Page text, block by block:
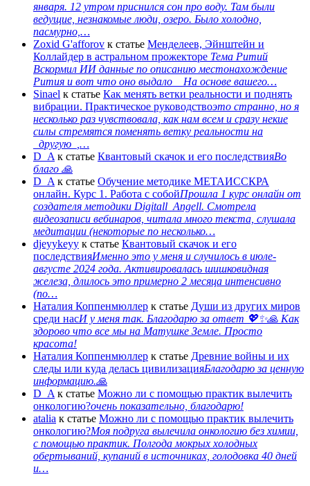
января. 12 утром приснился сон про воду. Там были
ведущие, незнакомые люди, озеро. Было холодно,
пасмурно,…
Zoxid G'afforov к статье Менделеев, Эйнштейн и
Коллайдер в астральном прожекторе Тема Ритий
Вскормил ИИ данные по описанию местонахождение
Рития и вот что оно выдало На основе вашего…
Sinael к статье Как менять ветки реальности и поднять
вибрации. Практическое руководствоэто странно, но я
несколько раз чувствовала, как нам всем и сразу некие
силы стремятся поменять ветку реальности на
_другую_,…
D_A к статье Квантовый скачок и его последствияВо
благо 🙏
D_A к статье Обучение методике МЕТАИССКРА
онлайн. Курс 1. Работа с собойПрошла 1 курс онлайн от
создателя методики Digitall_Angell. Смотрела
видеозаписи вебинаров, читала много текста, слушала
медитации (некоторые по несколько…
djeyykeyy к статье Квантовый скачок и его
последствияИменно это у меня и случилось в июле-
августе 2024 года. Активировалась шишковидная
железа, длилось это примерно 2 месяца интенсивно
(по…
Наталия Коппенмюллер к статье Души из других миров
среди насИ у меня так. Благодарю за ответ 💖✨️🙏 Как
здорово что все мы на Матушке Земле. Просто
красота!
Наталия Коппенмюллер к статье Древние войны и их
следы или куда делась цивилизацияБлагодарю за ценную
информацию.🙏
D_A к статье Можно ли с помощью практик вылечить
онкологию?очень показательно, благодарю!
atalia к статье Можно ли с помощью практик вылечить
онкологию?Моя подруга вылечила онкологию без химии,
с помощью практик. Полгода мокрых холодных
обертываний, купаний в источниках, голодовка 40 дней
и…